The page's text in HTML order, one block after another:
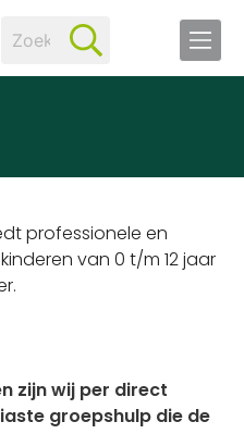
professionele en
van 0 t/m 12 jaar
zijn wij per direct
groepshulp die de